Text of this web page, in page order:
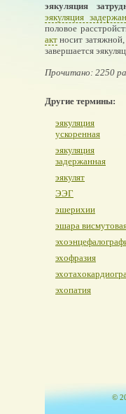
эякуляция
эякуляция
половое
акт носит
завершается
Прочитано: 2250
Другие термины:
эякуляция
ускоренная
эякуляция
задержанная
эякулят
ЭЭГ
эшерихии
эшара
эхофразия
эхопатия
©